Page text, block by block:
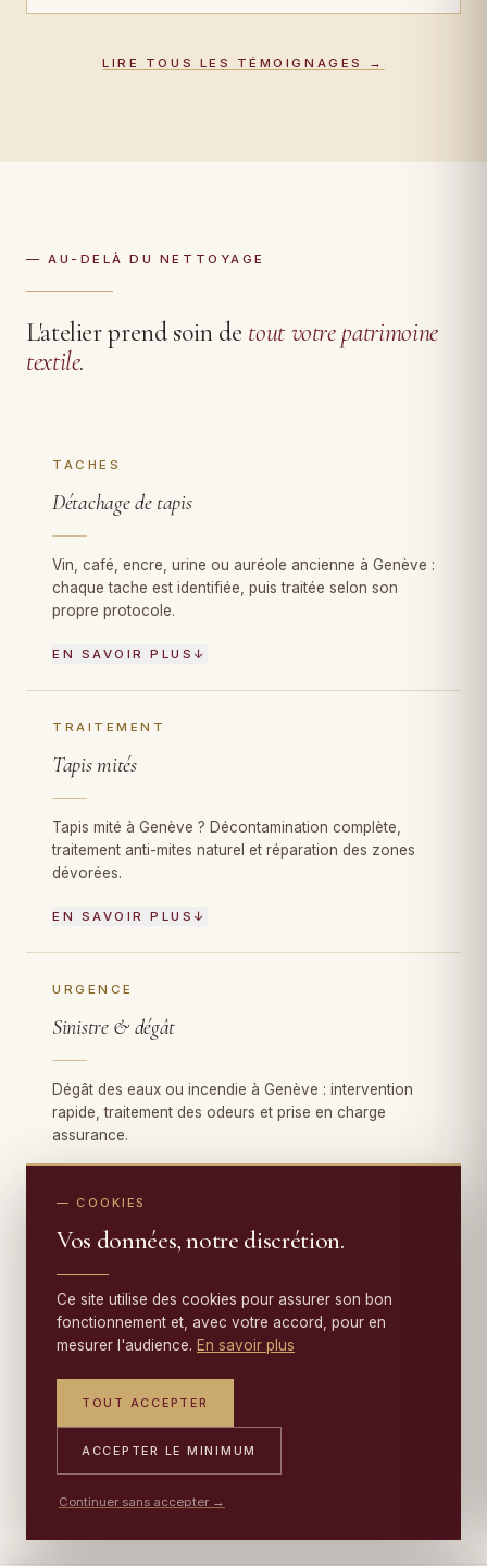
LIRE TOUS LES TÉMOIGNAGES →
— AU-DELÀ DU NETTOYAGE
L'atelier prend soin de tout votre patrimoine
textile.
TACHES
Détachage de tapis
Vin, café, encre, urine ou auréole ancienne à Genève :
chaque tache est identifiée, puis traitée selon son
propre protocole.
EN SAVOIR PLUS ↓
TRAITEMENT
Tapis mités
Tapis mité à Genève ? Décontamination complète,
traitement anti-mites naturel et réparation des zones
dévorées.
EN SAVOIR PLUS ↓
URGENCE
Sinistre & dégât
Dégât des eaux ou incendie à Genève : intervention
rapide, traitement des odeurs et prise en charge
assurance.
PIÈCES D'EXCEPTION
Conservation tapisserie
Tapisseries d'Aubusson, Flandres, Gobelins et kilims
gestes muséaux.
— COOKIES
Vos données, notre discrétion.
Ce site utilise des cookies pour assurer son bon
fonctionnement et, avec votre accord, pour en
mesurer l'audience. En savoir plus
TOUT ACCEPTER
ACCEPTER LE MINIMUM
Continuer sans accepter →